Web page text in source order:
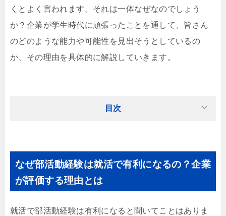
くとよく言われます。それは一体なぜなのでしょう
か？企業が学生時代に頑張ったことを通して、皆さん
のどのような能力や可能性を見出そうとしているの
か、その理由を具体的に解説していきます。
目次
なぜ部活動経験は就活で有利になるの？企業
が評価する理由とは
就活で部活動経験は有利になると聞いてことはありま